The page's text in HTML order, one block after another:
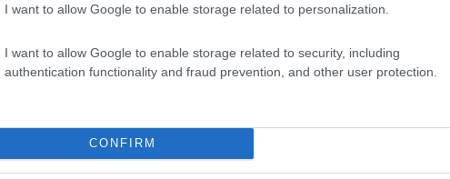
I want to allow Google to enable storage related to personalization.
I want to allow Google to enable storage related to security, including
authentication functionality and fraud prevention, and other user protection.
CONFIRM